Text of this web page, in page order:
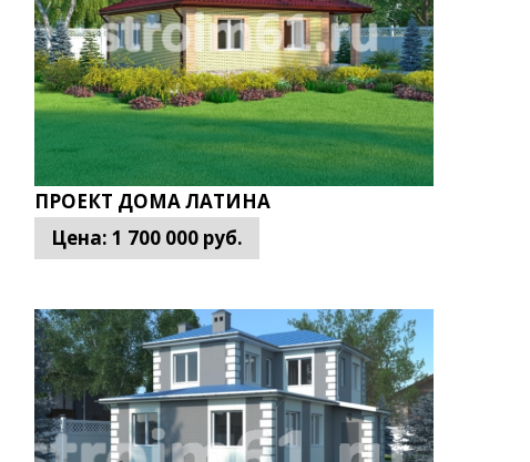
предлагаемые вниманию клиентов,
возвести уютное, теплое и экономное
оговаривается с заказчиком.
ПРОЕКТ ДОМА ЛАТИНА
Цена: 1 700 000 руб.